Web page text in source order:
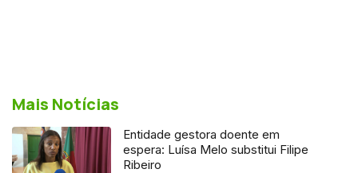
Mais Notícias
Entidade gestora doente em
espera: Luísa Melo substitui Filipe
Ribeiro